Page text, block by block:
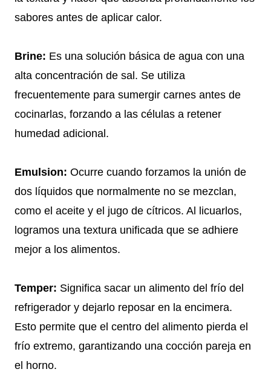
sabores antes de aplicar calor.
Brine: Es una solución básica de agua con una
alta concentración de sal. Se utiliza
frecuentemente para sumergir carnes antes de
cocinarlas, forzando a las células a retener
humedad adicional.
Emulsion: Ocurre cuando forzamos la unión de
dos líquidos que normalmente no se mezclan,
como el aceite y el jugo de cítricos. Al licuarlos,
logramos una textura unificada que se adhiere
mejor a los alimentos.
Temper: Significa sacar un alimento del frío del
refrigerador y dejarlo reposar en la encimera.
Esto permite que el centro del alimento pierda el
frío extremo, garantizando una cocción pareja en
el horno.